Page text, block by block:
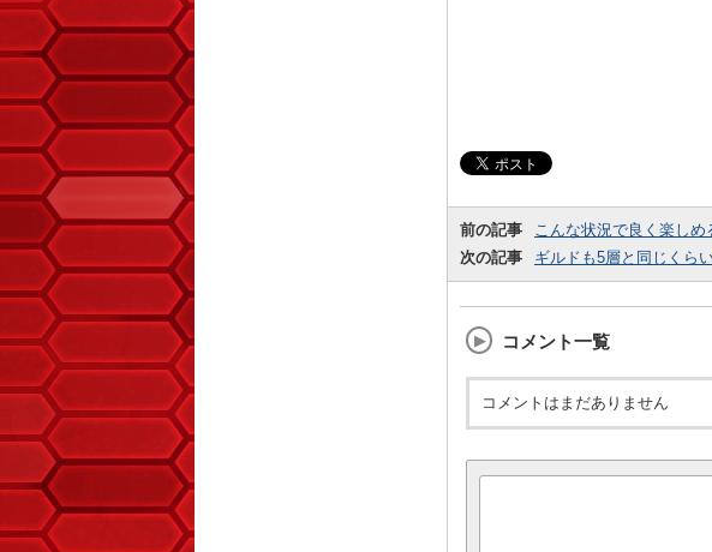
前の記事
こんな状況で良く楽しめ
次の記事
ギルドも5層と同じくらい
コメント一覧
コメントはまだありません